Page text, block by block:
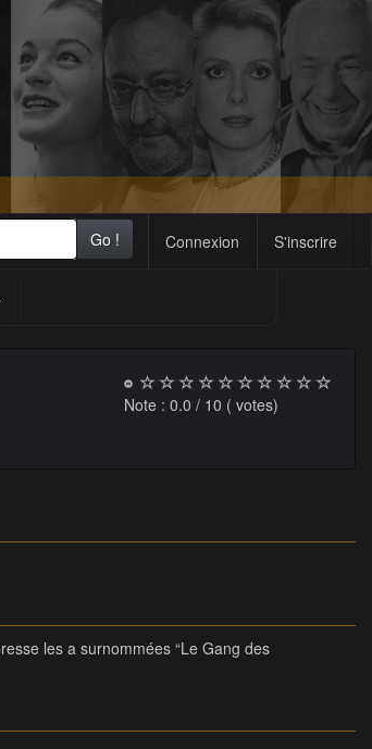
Connexion S'inscrire
Go !
Note : 0.0 / 10 ( votes)
les a surnommées “Le Gang des